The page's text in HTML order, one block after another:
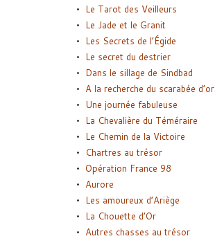
Le Tarot des Veilleurs
Le Jade et le Granit
Les Secrets de l’Égide
Le secret du destrier
Dans le sillage de Sindbad
A la recherche du scarabée d’or
Une journée fabuleuse
La Chevalière du Téméraire
Le Chemin de la Victoire
Chartres au trésor
Opération France 98
Aurore
Les amoureux d’Ariège
La Chouette d’Or
Autres chasses au trésor